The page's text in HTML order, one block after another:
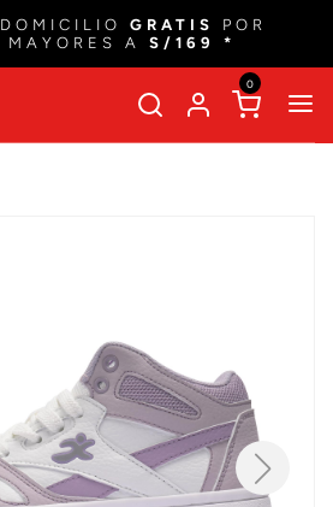
GRATIS
POR
MAYORES A S/169 *
0